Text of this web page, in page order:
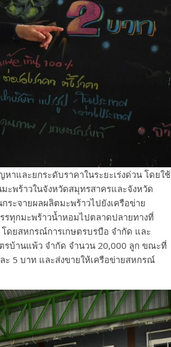
าและยกระดับราคาในระยะเร่งด่วน โดยใช้
ะพร้าวในจังหวัดสมุทรสาครและจังหวัด
ระจายผลผลิตมะพร้าวไปยังเครือข่าย
รทุกมะพร้าวน้ำหอมไปตลาดปลายทางที่
ดยสหกรณ์การเกษตรบรบือ จำกัด และ
รบ้านแพ้ว จำกัด จำนวน 20,000 ลูก ขณะที่
5 บาท และส่งขายให้เครือข่ายสหกรณ์